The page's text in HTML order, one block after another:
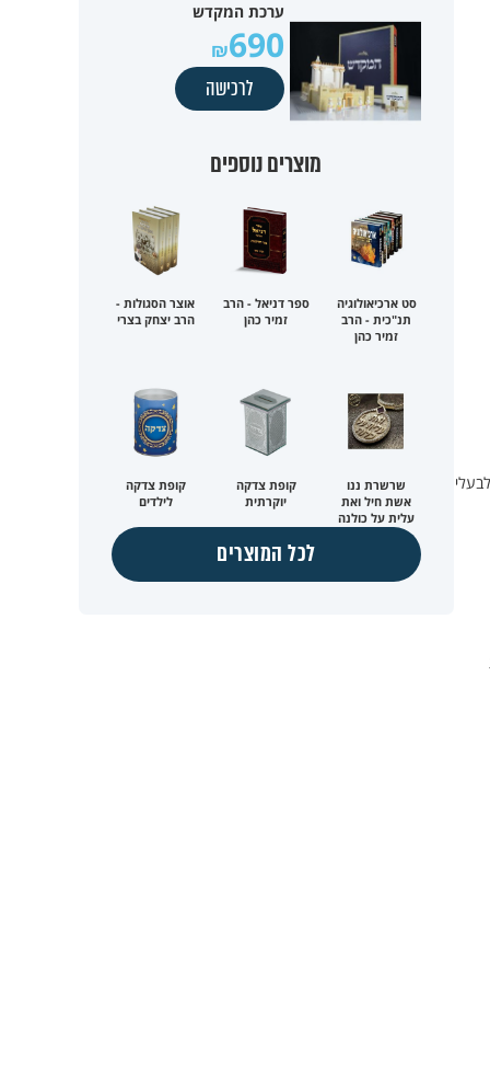
ערכת המקדש
690
לרכישה
מוצרים נוספים
סט ארכיאולוגיה
תנ"כית - הרב
זמיר כהן
ספר דניאל - הרב
זמיר כהן
אוצר הסגולות -
הרב יצחק בצרי
שרשרת ננו
אשת חיל ואת
עלית על כולנה
קופת צדקה
יוקרתית
קופת צדקה
לילדים
לכל המוצרים